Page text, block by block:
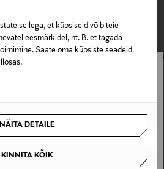
sellega, et küpsiseid võib teie
eesmärkidel, nt. B. et tagada
Saate oma küpsiste seadeid
NÄITA DETAILE
KINNITA KÕIK
peavad olema
riigis saadaval.
SAAN ARU